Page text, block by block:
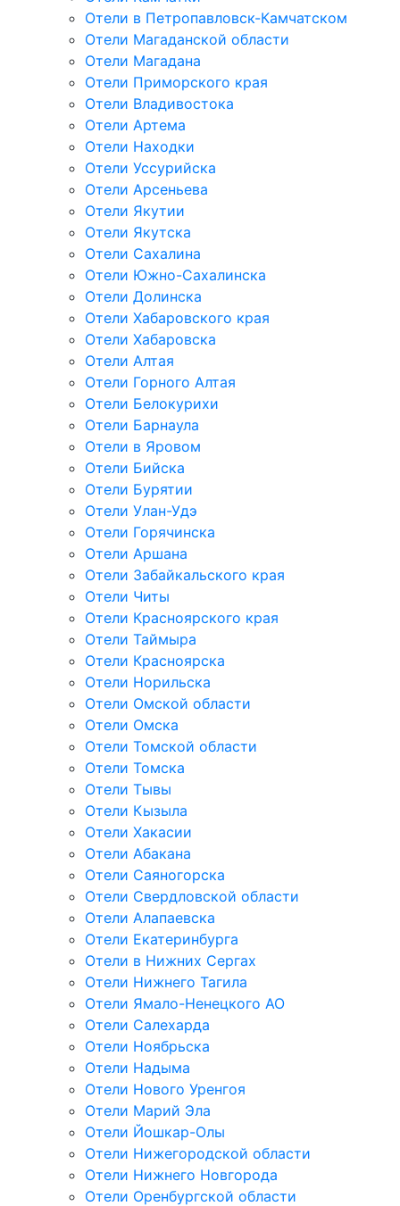
Отели в Петропавловск-Камчатском
Отели Магаданской области
Отели Магадана
Отели Приморского края
Отели Владивостока
Отели Артема
Отели Находки
Отели Уссурийска
Отели Арсеньева
Отели Якутии
Отели Якутска
Отели Сахалина
Отели Южно-Сахалинска
Отели Долинска
Отели Хабаровского края
Отели Хабаровска
Отели Алтая
Отели Горного Алтая
Отели Белокурихи
Отели Барнаула
Отели в Яровом
Отели Бийска
Отели Бурятии
Отели Улан-Удэ
Отели Горячинска
Отели Аршана
Отели Забайкальского края
Отели Читы
Отели Красноярского края
Отели Таймыра
Отели Красноярска
Отели Норильска
Отели Омской области
Отели Омска
Отели Томской области
Отели Томска
Отели Тывы
Отели Кызыла
Отели Хакасии
Отели Абакана
Отели Саяногорска
Отели Свердловской области
Отели Алапаевска
Отели Екатеринбурга
Отели в Нижних Сергах
Отели Нижнего Тагила
Отели Ямало-Ненецкого АО
Отели Салехарда
Отели Ноябрьска
Отели Надыма
Отели Нового Уренгоя
Отели Марий Эла
Отели Йошкар-Олы
Отели Нижегородской области
Отели Нижнего Новгорода
Отели Оренбургской области